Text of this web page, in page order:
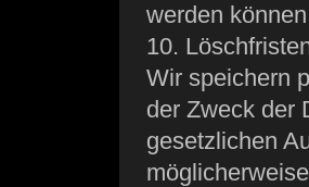
werden
10.
Wir speichern
der Zweck der
gesetzlichen